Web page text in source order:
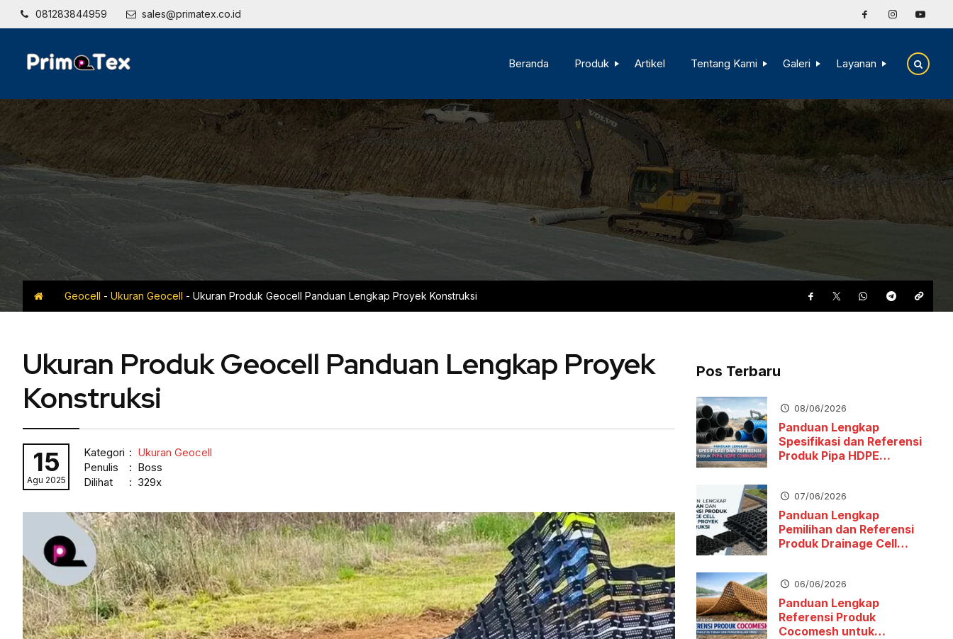
081283844959 sales@primatex.co.id
Beranda Produk Artikel Tentang Kami Galeri Layanan
Geocell - Ukuran Geocell - Ukuran Produk Geocell Panduan Lengkap Proyek Konstruksi
Ukuran Produk Geocell Panduan Lengkap Proyek
Konstruksi
15
Agu 2025
Kategori : Ukuran Geocell
Penulis
: Boss
Dilihat
: 329x
Pos Terbaru
08/06/2026
Panduan Lengkap
Spesifikasi dan Referensi
Produk Pipa HDPE
07/06/2026
Panduan Lengkap
Pemilihan dan Referensi
Produk Drainage Cell
06/06/2026
Panduan Lengkap
Referensi Produk
Cocomesh untuk